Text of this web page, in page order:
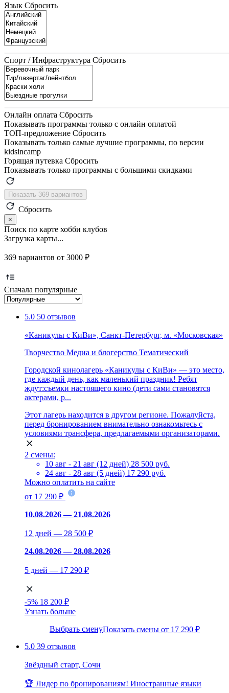
Язык Сбросить
Спорт / Инфраструктура Сбросить
Онлайн оплата Сбросить
Показывать программы только с онлайн оплатой
ТОП-предложение Сбросить
Показывать только самые лучшие программы, по версии
kidsincamp
Горящая путевка Сбросить
Показывать только программы с большими скидками
Показать 369 вариантов
Сбросить
×
Поиск по карте хобби клубов
Загрузка карты...
369 вариантов от 3000 ₽
Сначала популярные
5.0 50 отзывов
«Каникулы с КиВи», Санкт-Петербург, м. «Московская»
Творчество Медиа и блогерство Тематический
Городской кинолагерь «Каникулы с КиВи» — это место,
где каждый день, как маленький праздник! Ребят
ждут:съемки настоящего кино (дети сами становятся
актерами, р...
Этот лагерь находится в другом регионе. Пожалуйста,
перед бронированием внимательно ознакомьтесь с
условиями трансфера, предлагаемыми организаторами.
2 смены:
10 авг - 21 авг (12 дней) 28 500 руб.
24 авг - 28 авг (5 дней) 17 290 руб.
Можно оплатить на сайте
от 17 290 ₽
10.08.2026 — 21.08.2026
12 дней — 28 500 ₽
24.08.2026 — 28.08.2026
5 дней — 17 290 ₽
-5% 18 200 ₽
Узнать больше
Выбрать сменуПоказать смены от 17 290 ₽
5.0 39 отзывов
Звёздный старт, Сочи
🏆 Лидер по бронированиям! Иностранные языки